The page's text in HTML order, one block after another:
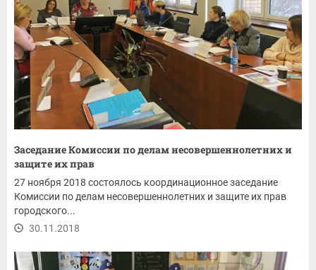
Заседание Комиссии по делам несовершеннолетних и
защите их прав
27 ноября 2018 состоялось координационное заседание
Комиссии по делам несовершеннолетних и защите их прав
городского...
30.11.2018